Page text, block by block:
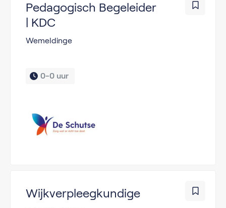
Pedagogisch Begeleider
| KDC
Wemeldinge
0-0 uur
Wijkverpleegkundige